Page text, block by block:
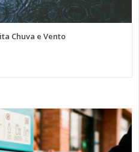
Chuva e Vento